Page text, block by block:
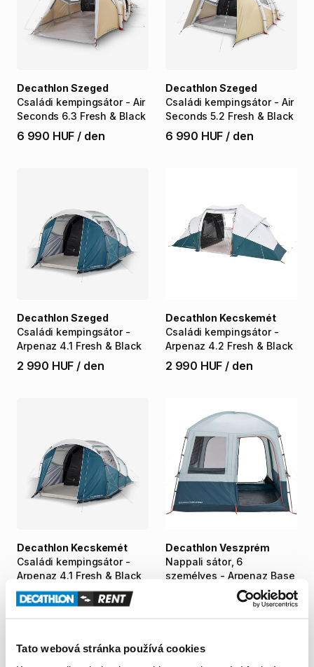
Tato webová stránka používá cookies
Családi kempingsátor - Air
Seconds 6.3 Fresh & Black
Decathlon Szeged
6 990 HUF / den
Családi kempingsátor - Air
Seconds 5.2 Fresh & Black
Decathlon Szeged
6 990 HUF / den
Családi kempingsátor -
Arpenaz 4.1 Fresh & Black
Decathlon Szeged
2 990 HUF / den
Családi kempingsátor -
Arpenaz 4.2 Fresh & Black
Decathlon Kecskemét
2 990 HUF / den
Családi kempingsátor -
Arpenaz 4.1 Fresh & Black
Decathlon Kecskemét
2 990 HUF /den
Nappali sátor​,​ 6
személyes - Arpenaz Base
Decathlon Veszprém
den